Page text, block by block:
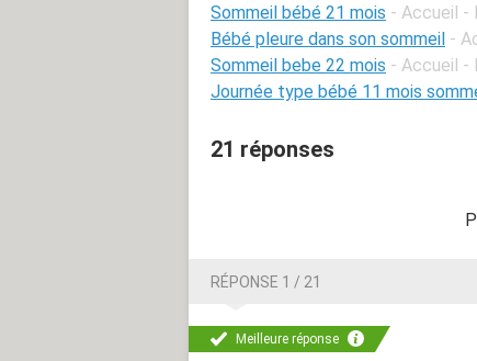
Sommeil bébé 21 mois - Accueil -
Bébé pleure dans son sommeil -
Sommeil bebe 22 mois - Accueil -
Journée type bébé 11 mois
21 réponses
RÉPONSE 1 / 21
Meilleure réponse